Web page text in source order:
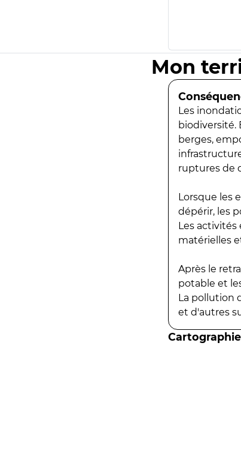
Mon
Les
biodiversité.
berges,
ruptures de
Lorsque les
dépérir, les
Les
matérielles
Après le
potable et
La pollution
et d'autres